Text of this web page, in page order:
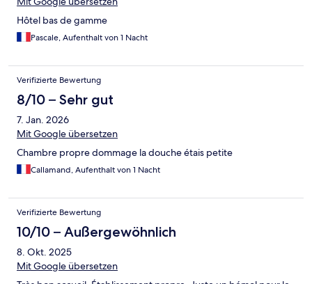
Hôtel bas de gamme
Pascale, Aufenthalt von 1 Nacht
Verifizierte Bewertung
8/10 – Sehr gut
7. Jan. 2026
Mit Google übersetzen
Chambre propre dommage la douche étais petite
Callamand, Aufenthalt von 1 Nacht
Verifizierte Bewertung
10/10 – Außergewöhnlich
8. Okt. 2025
Mit Google übersetzen